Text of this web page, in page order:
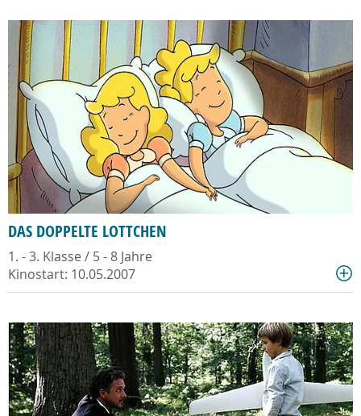
DAS DOPPELTE LOTTCHEN
1. - 3. Klasse / 5 - 8 Jahre
Kinostart: 10.05.2007